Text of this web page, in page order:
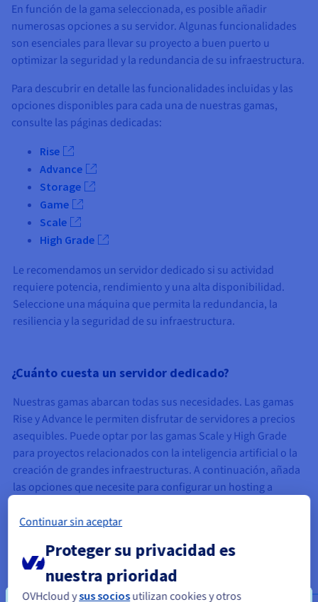
En función de la gama seleccionada, es posible añadir
numerosas opciones a su servidor. Algunas funcionalidades
son esenciales para llevar su proyecto a buen puerto u
optimizar la seguridad y la redundancia de su infraestructura.
Para descubrir en detalle las funcionalidades incluidas y las
opciones disponibles para cada una de nuestras gamas,
consulte las páginas dedicadas:
Rise
Advance
Storage
Game
Scale
High Grade
Le recomendamos un servidor dedicado si su actividad
requiere potencia, rendimiento y una alta disponibilidad.
Seleccione una máquina que permita la redundancia, la
resiliencia y la seguridad de su infraestructura.
¿Cuánto cuesta un servidor dedicado?
Nuestras gamas abarcan todas sus necesidades. Las gamas
Rise y Advance le permiten disfrutar de servidores a precios
asequibles. Puede optar por las gamas Scale y High Grade
para proyectos relacionados con la inteligencia artificial o la
creación de grandes infraestructuras. A continuación, añada
las opciones que necesite para configurar un hosting a
Continuar sin aceptar
Proteger su privacidad es
nuestra prioridad
OVHcloud ysus sociosutilizan cookies y otros